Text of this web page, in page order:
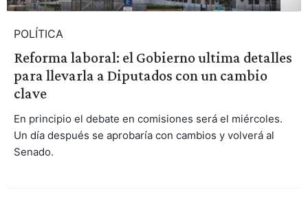
POLÍTICA
Reforma laboral: el Gobierno ultima detalles
para llevarla a Diputados con un cambio
clave
En principio el debate en comisiones será el miércoles.
Un día después se aprobaría con cambios y volverá al
Senado.